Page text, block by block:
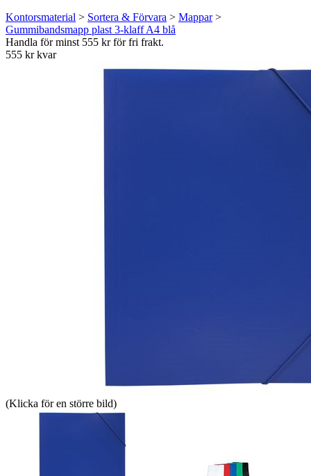
Kontorsmaterial > Sortera & Förvara > Mappar>
Gummibandsmapp plast 3-klaff A4 blå
Handla för minst 555 kr för fri frakt.
555 kr kvar
(Klicka för en större bild)